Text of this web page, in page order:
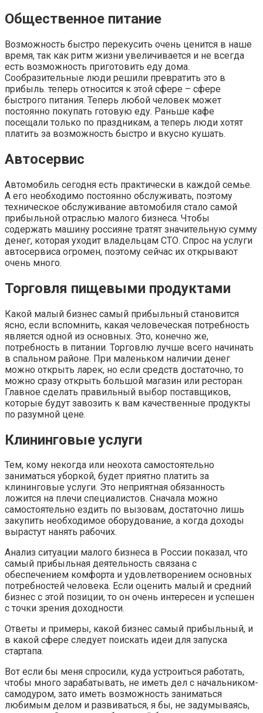
Общественное питание
Возможность быстро перекусить очень ценится в наше
время, так как ритм жизни увеличивается и не всегда
есть возможность приготовить еду дома.
Сообразительные люди решили превратить это в
прибыль. теперь относится к этой сфере – сфере
быстрого питания. Теперь любой человек может
постоянно покупать готовую еду. Раньше кафе
посещали только по праздникам, а теперь люди хотят
платить за возможность быстро и вкусно кушать.
Автосервис
Автомобиль сегодня есть практически в каждой семье.
А его необходимо постоянно обслуживать, поэтому
техническое обслуживание автомобиля стало самой
прибыльной отраслью малого бизнеса. Чтобы
содержать машину россияне тратят значительную сумму
денег, которая уходит владельцам СТО. Спрос на услуги
автосервиса огромен, поэтому сейчас их открывают
очень много.
Торговля пищевыми продуктами
Какой малый бизнес самый прибыльный становится
ясно, если вспомнить, какая человеческая потребность
является одной из основных. Это, конечно же,
потребность в питании. Торговлю лучше всего начинать
в спальном районе. При маленьком наличии денег
можно открыть ларек, но если средств достаточно, то
можно сразу открыть большой магазин или ресторан.
Главное сделать правильный выбор поставщиков,
которые будут завозить к вам качественные продукты
по разумной цене.
Клининговые услуги
Тем, кому некогда или неохота самостоятельно
заниматься уборкой, будет приятно платить за
клининговые услуги. Это неприятная обязанность
ложится на плечи специалистов. Сначала можно
самостоятельно ездить по вызовам, достаточно лишь
закупить необходимое оборудование, а когда доходы
вырастут нанять рабочих.
Анализ ситуации малого бизнеса в России показал, что
самый прибыльная деятельность связана с
обеспечением комфорта и удовлетворением основных
потребностей человека. Если оценить малый и средний
бизнес с этой позиции, то он очень интересен и успешен
с точки зрения доходности.
Ответы и примеры, какой бизнес самый прибыльный, и
в какой сфере следует поискать идеи для запуска
стартапа.
Вот если бы меня спросили, куда устроиться работать,
чтобы много зарабатывать, не иметь дел с начальником-
самодуром, зато иметь возможность заниматься
любимым делом и развиваться, я бы, не задумываясь,